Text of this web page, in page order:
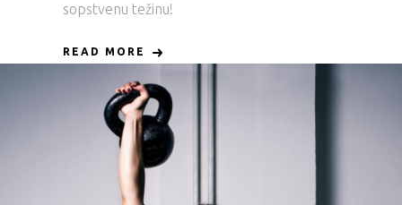
sopstvenu težinu!
READ MORE